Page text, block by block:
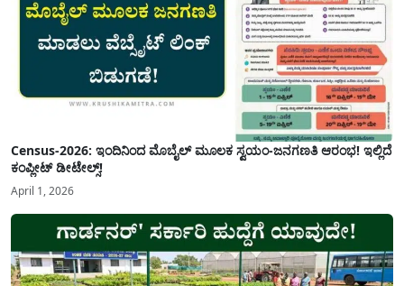
Census-2026: ಇಂದಿನಿಂದ ಮೊಬೈಲ್ ಮೂಲಕ ಸ್ವಯಂ-ಜನಗಣತಿ ಆರಂಭ! ಇಲ್ಲಿದೆ
ಕಂಪ್ಲೀಟ್ ಡೀಟೇಲ್ಸ್!
April 1, 2026